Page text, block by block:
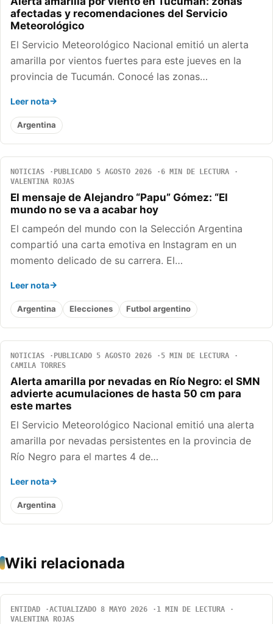
afectadas y recomendaciones del Servicio
Meteorológico
El Servicio Meteorológico Nacional emitió un alerta
amarilla por vientos fuertes para este jueves en la
provincia de Tucumán. Conocé las zonas…
Leer nota
Argentina
NOTICIAS PUBLICADO 5 AGOSTO 2026
6 MIN DE LECTURA
VALENTINA ROJAS
El mensaje de Alejandro “Papu” Gómez: “El
mundo no se va a acabar hoy
El campeón del mundo con la Selección Argentina
compartió una carta emotiva en Instagram en un
momento delicado de su carrera. El…
Leer nota
Argentina Elecciones Futbol argentino
NOTICIAS PUBLICADO 5 AGOSTO 2026
5 MIN DE LECTURA
CAMILA TORRES
Alerta amarilla por nevadas en Río Negro: el SMN
advierte acumulaciones de hasta 50 cm para
este martes
El Servicio Meteorológico Nacional emitió una alerta
amarilla por nevadas persistentes en la provincia de
Río Negro para el martes 4 de…
Leer nota
Argentina
Wiki relacionada
ENTIDAD ACTUALIZADO 8 MAYO 2026
1 MIN DE LECTURA
VALENTINA ROJAS